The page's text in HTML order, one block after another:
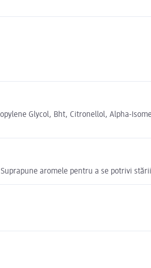
Glycol, Bht, Citronellol, Alpha-
aromele pentru a se potrivi